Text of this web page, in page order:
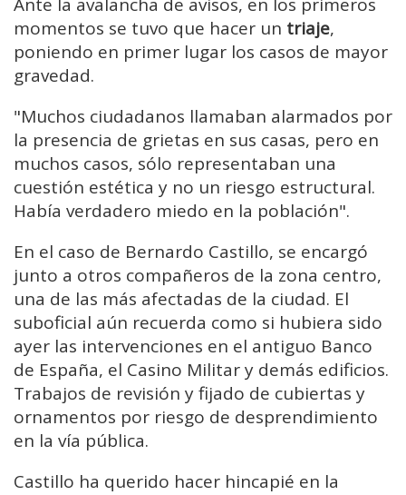
momentos se tuvo que hacer un triaje,
poniendo en primer lugar los casos de mayor
gravedad.
"Muchos ciudadanos llamaban alarmados por
la presencia de grietas en sus casas, pero en
muchos casos, sólo representaban una
cuestión estética y no un riesgo estructural.
Había verdadero miedo en la población".
En el caso de Bernardo Castillo, se encargó
junto a otros compañeros de la zona centro,
una de las más afectadas de la ciudad. El
suboficial aún recuerda como si hubiera sido
ayer las intervenciones en el antiguo Banco
de España, el Casino Militar y demás edificios.
Trabajos de revisión y fijado de cubiertas y
ornamentos por riesgo de desprendimiento
en la vía pública.
Castillo ha querido hacer hincapié en la